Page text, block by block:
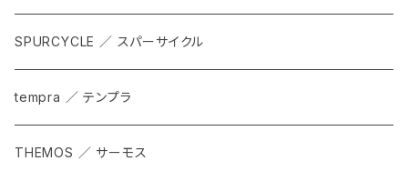
SPURCYCLE ／ スパーサイクル
tempra ／ テンプラ
THEMOS ／ サーモス